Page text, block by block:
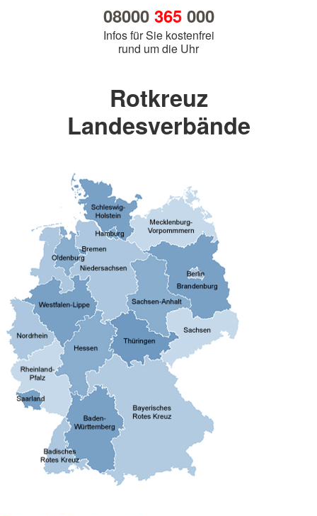
08000 365000
Infos für Sie kostenfrei
rund um die Uhr
Rotkreuz
Landesverbände